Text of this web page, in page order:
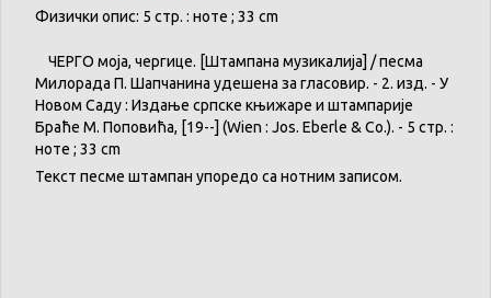
Физички опис: 5 стр. : ноте ; 33 cm
ЧЕРГО моја, чергице. [Штампана музикалија] /песма
Милорада П. Шапчанина удешена за гласовир. - 2. изд. - У
Новом Саду: Издање српске књижаре и штампарије
Браће М. Поповића, [19--] (Wien : Jos. Eberle & Co.). - 5 стр. :
ноте ; 33 cm
Текст песме штампан упоредо са нотним записом.